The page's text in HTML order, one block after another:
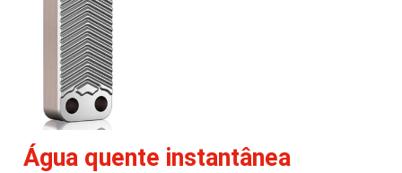
Água quente instantânea